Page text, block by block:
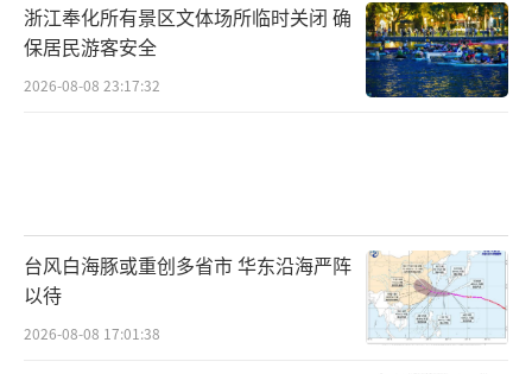
浙江奉化所有景区文体场所临时关闭 确
保居民游客安全
2026-08-08 23:17:32
台风白海豚或重创多省市 华东沿海严阵
以待
2026-08-08 17:01:38